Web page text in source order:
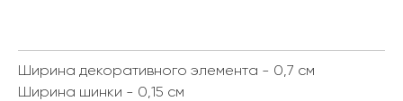
Ширина декоративного элемента - 0,7 см
Ширина шинки - 0,15 см